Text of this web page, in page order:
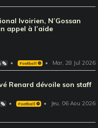
Ivoirien, N’Gossan
appel à l’aide
🗞️ Football ⚽️ Mar, 28 Jul 2026
Renard dévoile son staff
🗞️ Football ⚽️ Jeu, 06 Aou 2026